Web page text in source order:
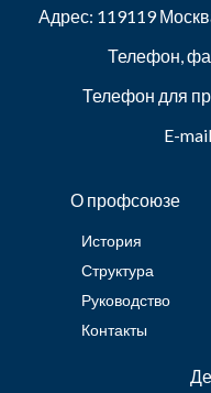
Адрес: 119119
Телефон,
Телефон для
E-
О профсоюзе
История
Структура
Руководство
Контакты